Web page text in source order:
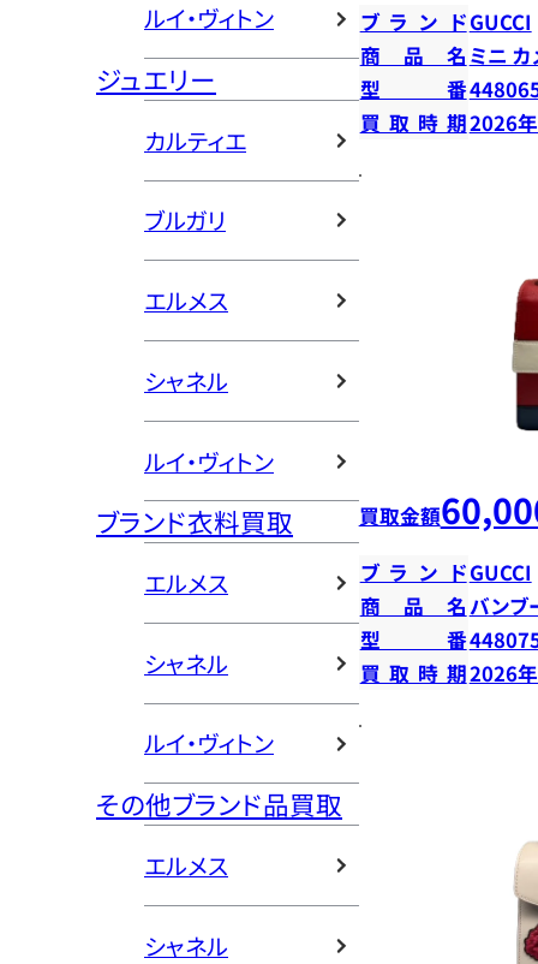
ルイ・ヴィトン
ジュエリー
カルティエ
ブルガリ
エルメス
シャネル
ルイ・ヴィトン
ブランド衣料買取
エルメス
シャネル
ルイ・ヴィトン
その他ブランド品買取
エルメス
シャネル
ブランドGUCCI
商品名 ミニ カ
型番
買取時期2026
買取金額
ブランドGUCCI
商品名バンブ
型番
買取時期2026